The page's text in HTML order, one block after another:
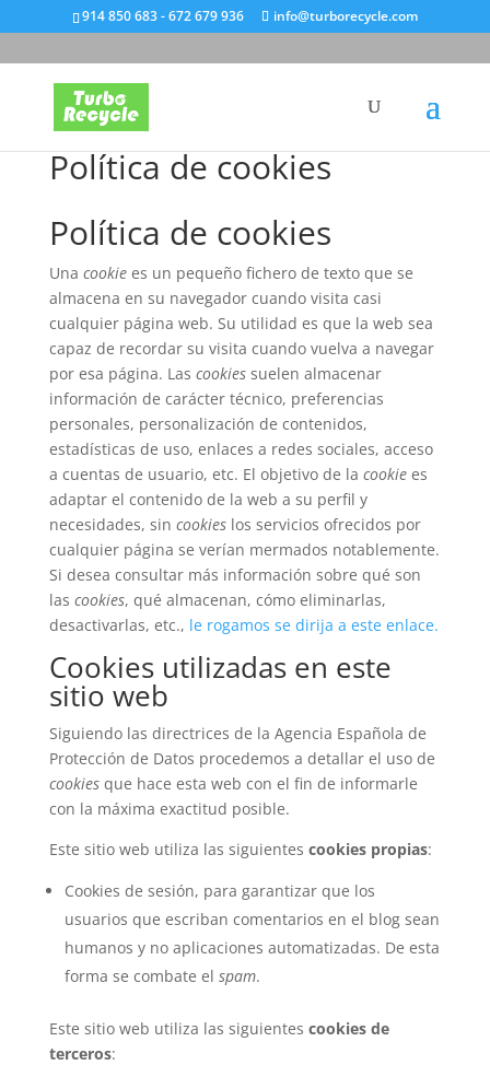
914 850 683 - 672 679 936 info@turborecycle.com
Política de cookies
Política de cookies
Una cookiees un pequeño fichero de texto que se
almacena en su navegador cuando visita casi
cualquier página web. Su utilidad es que la web sea
capaz de recordar su visita cuando vuelva a navegar
por esa página. Las cookiessuelen almacenar
información de carácter técnico, preferencias
personales, personalización de contenidos,
estadísticas de uso, enlaces a redes sociales, acceso
a cuentas de usuario, etc. El objetivo de la cookiees
adaptar el contenido de la web a su perfil y
necesidades, sin cookieslos servicios ofrecidos por
cualquier página se verían mermados notablemente.
Si desea consultar más información sobre qué son
las cookies, qué almacenan, cómo eliminarlas,
desactivarlas, etc., le rogamos se dirija a este enlace.
Cookies utilizadas en este
sitio web
Siguiendo las directrices de la Agencia Española de
Protección de Datos procedemos a detallar el uso de
cookiesque hace esta web con el fin de informarle
con la máxima exactitud posible.
Este sitio web utiliza las siguientes cookies propias:
Cookies de sesión, para garantizar que los
usuarios que escriban comentarios en el blog sean
humanos y no aplicaciones automatizadas. De esta
forma se combate el spam.
Este sitio web utiliza las siguientes cookies de
terceros: